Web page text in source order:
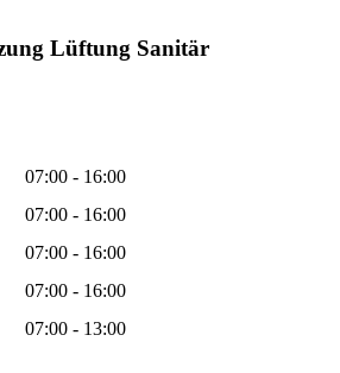
Lüftung Sanitär
07:00 - 16:00
07:00 - 16:00
07:00 - 16:00
07:00 - 16:00
07:00 - 13:00